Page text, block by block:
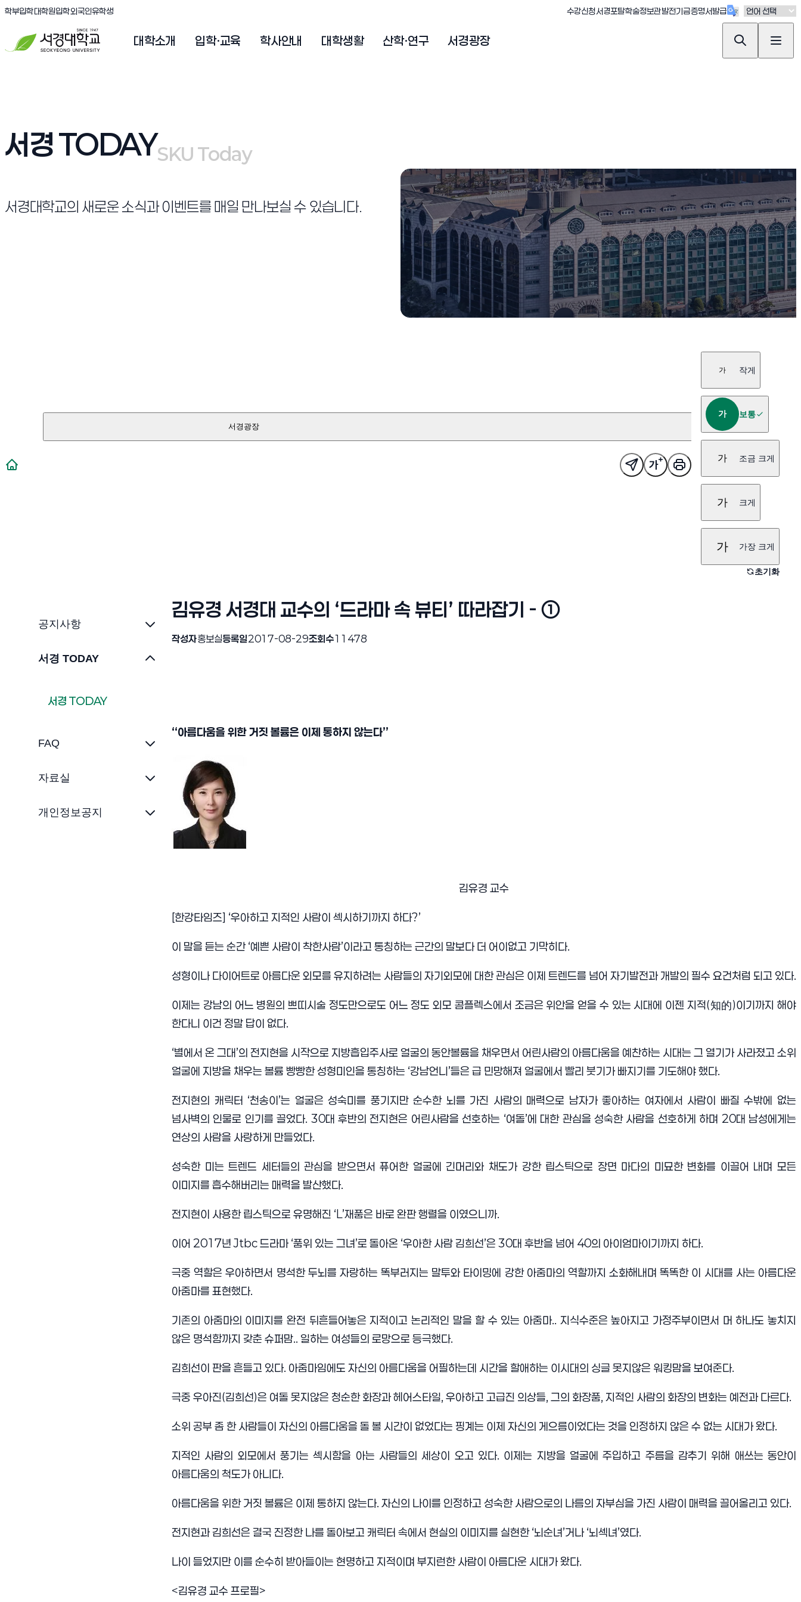
서경대학교
학부입학(새창 열림)
대학원입학(새창 열림)
외국인유학생(새창 열림) 수강신청(새창 열림)
서경포탈(새창 열림)
학술정보관(새창 열림)
발전기금(새창 열림)
증명서발급(새창 열림)
대학소개 입학·교육 학사안내 대학생활 산학·연구 서경광장
서경 TODAYSKU Today
SKU Today
서경대학교의 새로운 소식과 이벤트를 매일 만나보실 수 있습니다.
서경광장
가 작게
가 보통
가 조금 크게
가 크게
가 가장 크게
초기화
공지사항
서경 TODAY
서경 TODAY
FAQ
자료실
개인정보공지
김유경 서경대 교수의 ‘드라마 속 뷰티’ 따라잡기 - ①
작성자홍보실등록일2017-08-29조회수11478
“아름다움을 위한 거짓 볼륨은 이제 통하지 않는다”
김유경 교수
[한강타임즈] ‘우아하고 지적인 사람이 섹시하기까지 하다?’
이 말을 듣는 순간 ‘예쁜 사람이 착한사람’이라고 통칭하는 근간의 말보다 더 어이없고 기막히다.
성형이나 다이어트로 아름다운 외모를 유지하려는 사람들의 자기외모에 대한 관심은 이제 트렌드를 넘어 자기발전과 개발의 필수 요건처럼 되고 있다.
이제는 강남의 어느 병원의 쁘띠시술 정도만으로도 어느 정도 외모 콤플렉스에서 조금은 위안을 얻을 수 있는 시대에 이젠 지적(知的)이기까지 해야
한다니 이건 정말 답이 없다.
‘별에서 온 그대’의 전지현을 시작으로 지방흡입주사로 얼굴의 동안볼륨을 채우면서 어린사람의 아름다움을 예찬하는 시대는 그 열기가 사라졌고 소위
얼굴에 지방을 채우는 볼륨 빵빵한 성형미인을 통칭하는 ‘강남언니’들은 급 민망해져 얼굴에서 빨리 붓기가 빠지기를 기도해야 했다.
전지현의 캐릭터 ‘천송이’는 얼굴은 성숙미를 풍기지만 순수한 뇌를 가진 사람의 매력으로 남자가 좋아하는 여자에서 사람이 빠질 수밖에 없는
넘사벽의 인물로 인기를 끌었다. 30대 후반의 전지현은 어린사람을 선호하는 ‘여돌’에 대한 관심을 성숙한 사람을 선호하게 하며 20대 남성에게는
연상의 사람을 사랑하게 만들었다.
성숙한 미는 트렌드 세터들의 관심을 받으면서 퓨어한 얼굴에 긴머리와 채도가 강한 립스틱으로 장면 마다의 미묘한 변화를 이끌어 내며 모든
이미지를 흡수해버리는 매력을 발산했다.
전지현이 사용한 립스틱으로 유명해진 ‘L’재품은 바로 완판 행렬을 이였으니까.
이어 2017년Jtbc드라마‘품위 있는 그녀’로 돌아온 ‘우아한 사람 김희선’은 30대 후반을 넘어 40의 아이엄마이기까지 하다.
극중 역할은 우아하면서 명석한 두뇌를 자랑하는 똑부러지는 말투와 타이밍에 강한 아줌마의 역할까지 소화해내며 똑똑한 이 시대를 사는 아름다운
아줌마를 표현했다.
기존의 아줌마의 이미지를 완전 뒤흔들어놓은 지적이고 논리적인 말을 할 수 있는 아줌마.. 지식수준은 높아지고 가정주부이면서 머 하나도 놓치지
않은 명석함까지 갖춘 슈퍼맘.. 일하는 여성들의 로망으로 등극했다.
김희선이 판을 흔들고 있다. 아줌마임에도 자신의 아름다움을 어필하는데 시간을 할애하는 이시대의 싱글 못지않은 워킹맘을 보여준다.
극중 우아진(김희선)은 여돌 못지않은 청순한 화장과 헤어스타일, 우아하고 고급진 의상들, 그의 화장품, 지적인 사람의 화장의 변화는 예전과 다르다.
소위 공부 좀 한 사람들이 자신의 아름다움을 돌 볼 시간이 없었다는 핑계는 이제 자신의 게으름이었다는 것을 인정하지 않은 수 없는 시대가 왔다.
지적인 사람의 외모에서 풍기는 섹시함을 아는 사람들의 세상이 오고 있다. 이제는 지방을 얼굴에 주입하고 주름을 감추기 위해 애쓰는 동안이
아름다움의 척도가 아니다.
아름다움을 위한 거짓 볼륨은 이제 통하지 않는다. 자신의 나이를 인정하고 성숙한 사람으로의 나름의 자부심을 가진 사람이 매력을 끌어올리고 있다.
전지현과 김희선은 결국 진정한 나를 돌아보고 캐릭터 속에서 현실의 이미지를 실현한‘뇌순녀’거나‘뇌섹녀’였다.
나이 들었지만 이를 순수히 받아들이는 현명하고 지적이며 부지런한 사람이 아름다운 시대가 왔다.
<김유경 교수 프로필>